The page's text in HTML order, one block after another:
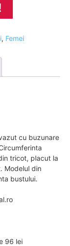
, Femei
cu buzunare
tricot, placut la
Modelul din
bustului.
96 lei